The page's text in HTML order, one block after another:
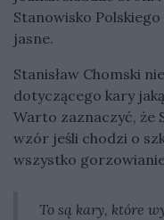
Stanowisko
jasne.
Stanisław Chomski
dotyczącego kary
Warto zaznaczyć, że
wzór jeśli chodzi o
wszystko
To są kary, które